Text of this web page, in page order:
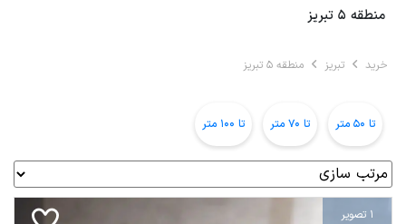
منطقه 5 تبریز
خرید تبریز منطقه 5 تبریز
تا 50 متر تا 70 متر تا 100 متر
1 تصویر